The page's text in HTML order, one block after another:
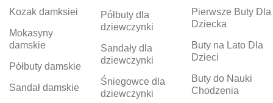
Kozak damksiei
Mokasyny
damskie
Półbuty damskie
Sandał damskie
Półbuty dla
dziewczynki
Sandały dla
dziewczynki
Śniegowce dla
dziewczynki
Pierwsze Buty Dla
Dziecka
Buty na Lato Dla
Dzieci
Buty do Nauki
Chodzenia